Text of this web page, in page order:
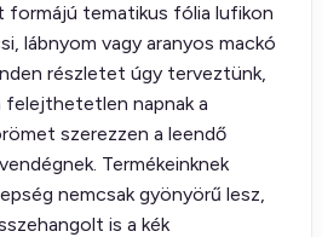
formájú tematikus fólia lufikon
lábnyom vagy aranyos mackó
részletet úgy terveztünk,
felejthetetlen napnak a
szerezzen a leendő
Termékeinknek
nemcsak gyönyörű lesz,
is a kék